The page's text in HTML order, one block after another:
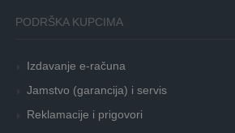
PODRŠKA KUPCIMA
Izdavanje e-računa
Jamstvo (garancija) i servis
Reklamacije i prigovori